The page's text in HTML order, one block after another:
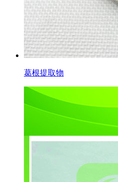
葛根提取物